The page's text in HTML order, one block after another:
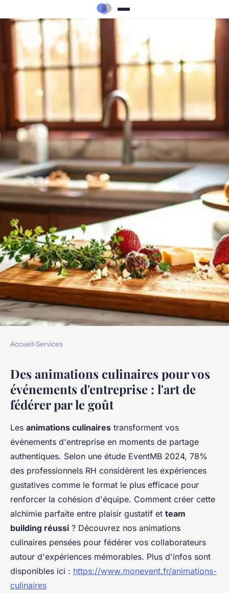
Animations culinaires : des
expériences savoureuses à
découvrir
Camille•12 décembre 2025•7 min de lecture
Accueil›Services
Des animations culinaires pour vos
événements d'entreprise : l'art de
fédérer par le goût
Les animations culinaires transforment vos
événements d'entreprise en moments de partage
authentiques. Selon une étude EventMB 2024, 78%
des professionnels RH considèrent les expériences
gustatives comme le format le plus efficace pour
renforcer la cohésion d'équipe. Comment créer cette
alchimie parfaite entre plaisir gustatif et team
building réussi ? Découvrez nos animations
culinaires pensées pour fédérer vos collaborateurs
autour d'expériences mémorables. Plus d'infos sont
disponibles ici : https://www.monevent.fr/animations-
culinaires